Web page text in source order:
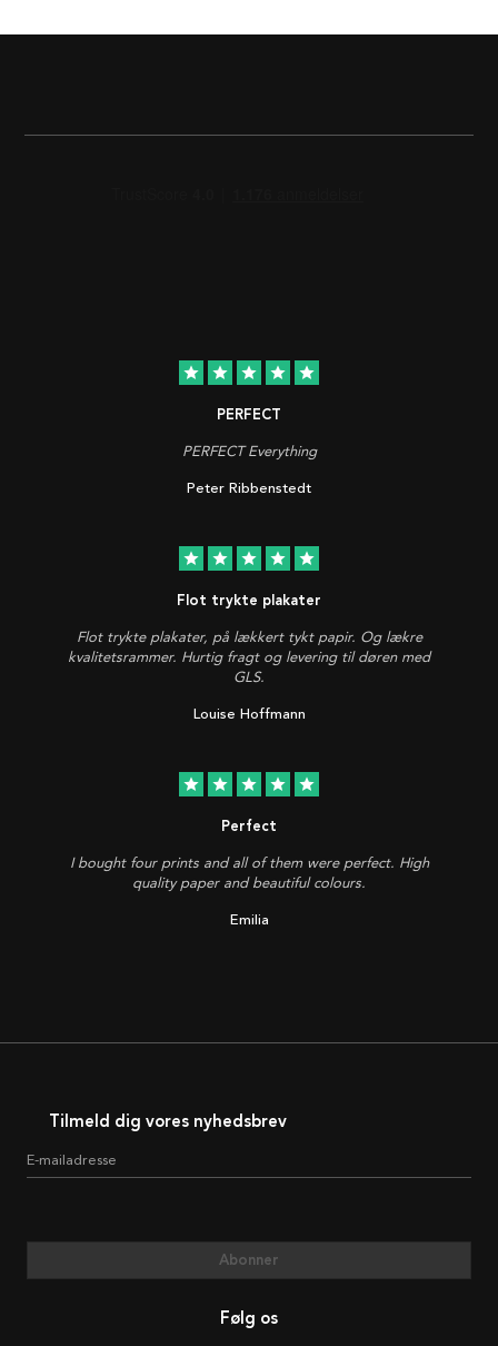
star star star star star
PERFECT
PERFECT Everything
Peter Ribbenstedt
star star star star star
Flot trykte plakater
Flot trykte plakater, på lækkert tykt papir. Og lækre
kvalitetsrammer. Hurtig fragt og levering til døren med
GLS.
Louise Hoffmann
star star star star star
Perfect
I bought four prints and all of them were perfect. High
quality paper and beautiful colours.
Emilia
Tilmeld dig vores nyhedsbrev
E-mailadresse
Abonner
Følg os